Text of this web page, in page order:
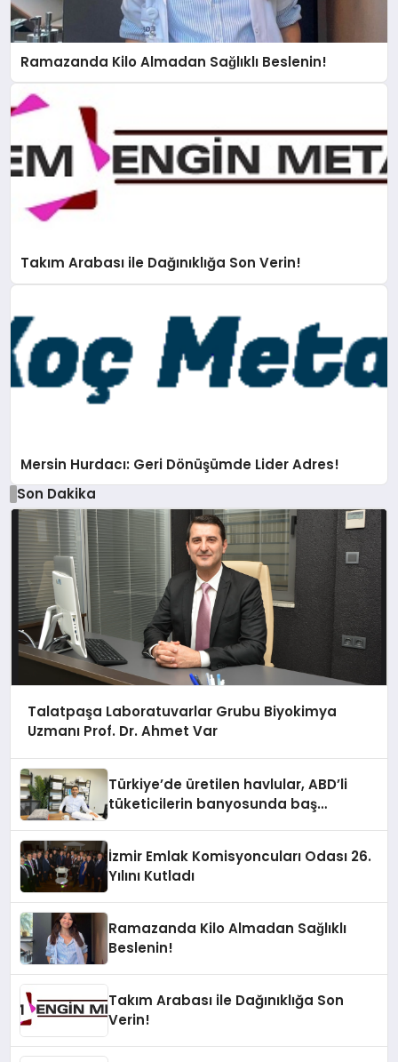
Ramazanda Kilo Almadan Sağlıklı Beslenin!
Takım Arabası ile Dağınıklığa Son Verin!
Mersin Hurdacı: Geri Dönüşümde Lider Adres!
Son Dakika
Talatpaşa Laboratuvarlar Grubu Biyokimya
Uzmanı Prof. Dr. Ahmet Var
Türkiye’de üretilen havlular, ABD’li
tüketicilerin banyosunda baş
İzmir Emlak Komisyoncuları Odası 26.
Yılını Kutladı
Ramazanda Kilo Almadan Sağlıklı
Beslenin!
Takım Arabası ile Dağınıklığa Son
Verin!